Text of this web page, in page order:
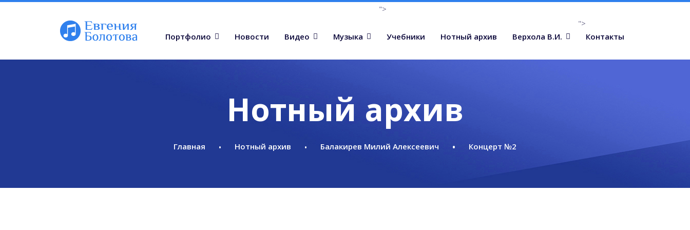
Портфолио Новости Видео Музыка
">
Учебники Нотный архив Верхола В.И.
">
Контакты
Нотный архив
Главная Нотный архив Балакирев Милий Алексеевич Концерт №2